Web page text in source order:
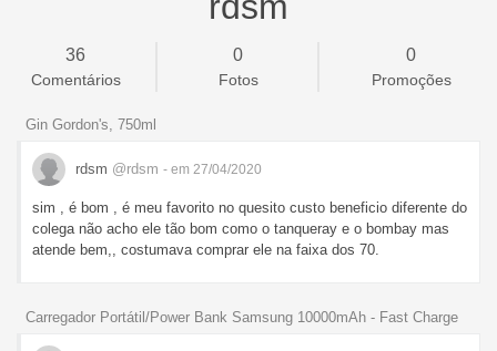
36
Comentários
0
Fotos
0
Promoções
Gin Gordon's, 750ml
rdsm @rdsm - em 27/04/2020
sim , é bom , é meu favorito no quesito custo beneficio diferente do
colega não acho ele tão bom como o tanqueray e o bombay mas
atende bem,, costumava comprar ele na faixa dos 70.
Carregador Portátil/Power Bank Samsung 10000mAh - Fast Charge